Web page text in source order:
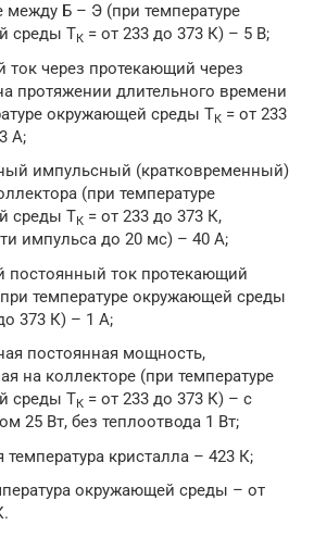
между Б – Э (при температуре
среды ТК = от 233 до 373 К) – 5 В;
ток через протекающий через
протяжении длительного времени
окружающей среды ТК = от 233
А;
импульсный (кратковременный)
(при температуре
среды ТК = от 233 до 373 К,
импульса до 20 мс) – 40 А;
постоянный ток протекающий
температуре окружающей среды
373 К) – 1 А;
постоянная мощность,
на коллекторе (при температуре
среды ТК = от 233 до 373 К) – с
25 Вт, без теплоотвода 1 Вт;
кристалла – 423 К;
окружающей среды – от